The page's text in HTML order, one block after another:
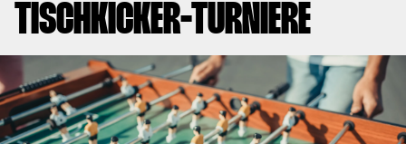
TISCHKICKER-TURNIERE